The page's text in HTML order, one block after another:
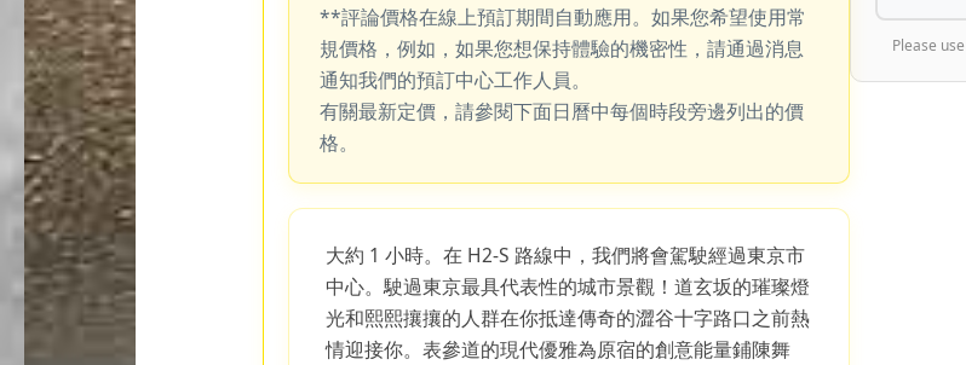
**評論價格在線上預訂期間自動應用。如果您希望使用常
規價格，例如，如果您想保持體驗的機密性，請通過消息
通知我們的預訂中心工作人員。
有關最新定價，請參閱下面日曆中每個時段旁邊列出的價
格。
大約 1 小時。在 H2-S 路線中，我們將會駕駛經過東京市
中心。駛過東京最具代表性的城市景觀！道玄坂的璀璨燈
光和熙熙攘攘的人群在你抵達傳奇的澀谷十字路口之前熱
情迎接你。表參道的現代優雅為原宿的創意能量鋪陳舞
Please